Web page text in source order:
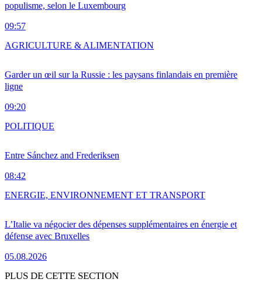
populisme, selon le Luxembourg
09:57
Garder un œil sur la Russie : les paysans finlandais en première
ligne
09:20
AGRICULTURE & ALIMENTATION
Entre Sánchez and Frederiksen
08:42
POLITIQUE
L’Italie va négocier des dépenses supplémentaires en énergie et
défense avec Bruxelles
05.08.2026
ENERGIE, ENVIRONNEMENT ET TRANSPORT
PLUS DE CETTE SECTION